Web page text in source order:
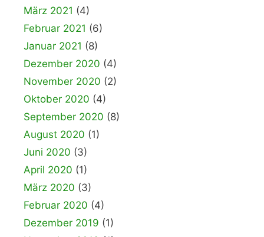
März 2021 (4)
Februar 2021 (6)
Januar 2021 (8)
Dezember 2020 (4)
November 2020 (2)
Oktober 2020 (4)
September 2020 (8)
August 2020 (1)
Juni 2020 (3)
April 2020 (1)
März 2020 (3)
Februar 2020 (4)
Dezember 2019 (1)